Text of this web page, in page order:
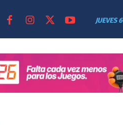
JUEVES